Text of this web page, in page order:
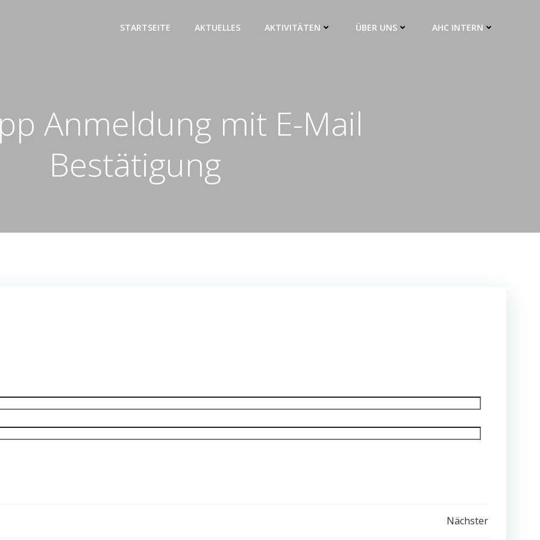
STARTSEITE AKTUELLES AKTIVITÄTEN ÜBER UNS AHC INTERN
Anmeldung mit E-Mail
Bestätigung
Nächster